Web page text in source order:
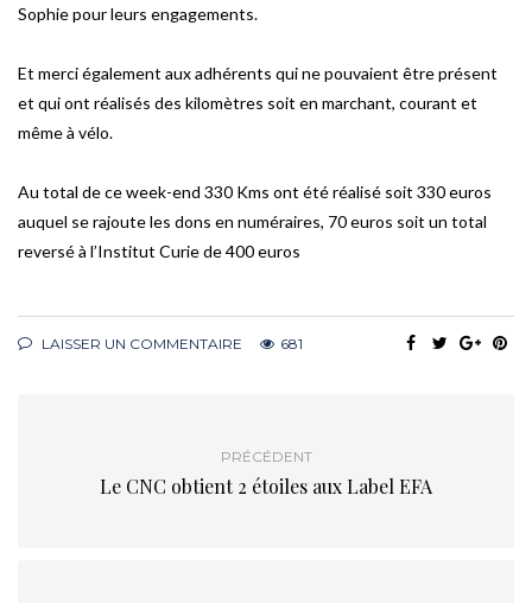
Sophie pour leurs engagements.
Et merci également aux adhérents qui ne pouvaient être présent
et qui ont réalisés des kilomètres soit en marchant, courant et
même à vélo.
Au total de ce week-end 330 Kms ont été réalisé soit 330 euros
auquel se rajoute les dons en numéraires, 70 euros soit un total
reversé à l’Institut Curie de 400 euros
LAISSER UN COMMENTAIRE 681
PRÉCÉDENT
Le CNC obtient 2 étoiles aux Label EFA